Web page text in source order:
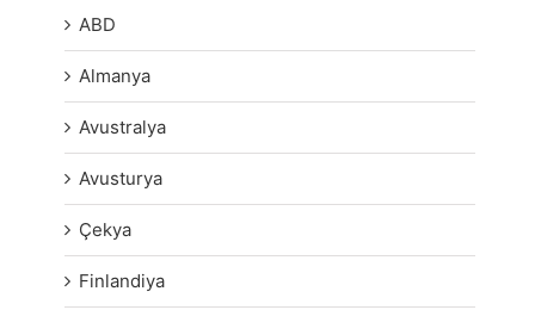
ABD
Almanya
Avustralya
Avusturya
Çekya
Finlandiya